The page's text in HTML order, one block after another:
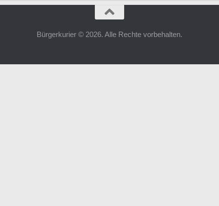
Bürgerkurier © 2026. Alle Rechte vorbehalten.